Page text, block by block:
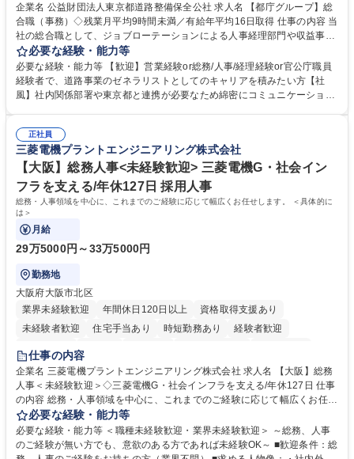
駅近5分以内
資格取得手当あり 食事補助あり
企業名 公益財団法人東京都道路整備保全公社 求人名 【都庁グループ】総
合職（事務）◇残業月平均9時間未満／有給年平均16日取得 仕事の内容 当
社の総合職として、ジョブローテーションによる人事経理部門や収益事業
等のフロント部門の部署等幅広い部署での業務をお任せいたします。研修
制度やキャリア支援が充実しております！ ※下記業務詳細 【業務詳細】■
管理部門：広報、人事、経理など当公社の運営に係る管理業務 ■収益部
門：駐車場の新規開拓、管理運営、新宿駅西口広場の「イベントコーナ
道路施設や道路工事現場の見学ツアー事業 ※入社後は上記いずれかの部門
へ配属。※業務内容変更の範囲：会社の定める業務 募集職種 【都庁グル
ープ】総合職（事務）◇残業月平均9時間未満／有給年平均16日取得
必要な経験・能力等
必要な経験・能力等 【歓迎】営業経験or総務/人事/経理経験or官公庁職員
経験者で、道路事業のゼネラリストとしてのキャリアを積みたい方【社
風】社内関係部署や東京都と連携が必要なため綿密にコミュニケーション
部門など多岐に渡る業務を経験できます。 ■様々なプロジェクト：駐車場
事業の他、新宿駅西口広場内に設置された照明を兼ねた広告「ブライトサ
イン」の管理運営を行うなど、事業収益を生み出す活動を積極的に行って
います。 学歴・資格 学歴：大学院 大学 高専 短大 専修学校 高校 語学力：
資格：
正社員
三菱電機プラントエンジニアリング株式会社
【大阪】総務人事<未経験歓迎> 三菱電機G・社会イン
フラを支える/年休127日 採用人事
総務・人事領域を中心に、これまでのご経験に応じて幅広くお任せします。 ＜具体的に
は＞
月給
29万5000円～33万5000円
勤務地
大阪府大阪市北区
業界未経験歓迎
年間休日120日以上
資格取得支援あり
未経験者歓迎
住宅手当あり 時短勤務あり
経験者歓迎
退職金あり
駅近5分以内
土日祝休み 服装自由 寮・社宅あり 食事補助あり
仕事の内容
企業名 三菱電機プラントエンジニアリング株式会社 求人名 【大阪】総務
人事＜未経験歓迎＞◇三菱電機G・社会インフラを支える/年休127日 仕事
の内容 総務・人事領域を中心に、これまでのご経験に応じて幅広くお任せ
します。 ＜具体的には＞ ・総務/人事労務（給与・社保・勤怠管理など）
・採用・教育研修 ・福利厚生運用 など ※基本的には事務所勤務ですが、
採用や教育等の業務内容により、関西圏以外への日帰り・宿泊を伴う国内
出張もございます。 ※担当業務を持ちつつ、お互いに助け合いながら、総
必要な経験・能力等
必要な経験・能力等 ＜職種未経験歓迎・業界未経験歓迎＞ ～総務、人事
のご経験が無い方でも、意欲のある方であれば未経験OK～ ■歓迎条件：総